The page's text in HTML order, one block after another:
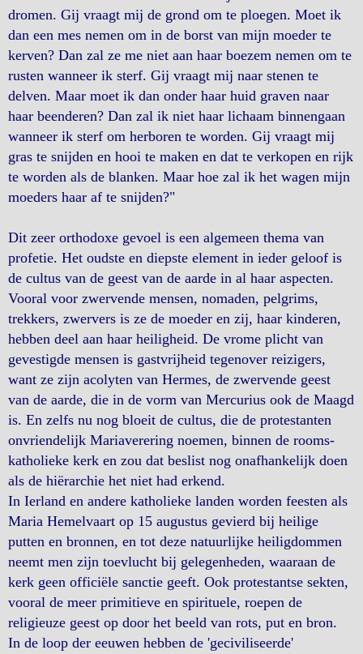
dromen. Gij vraagt mij de grond om te ploegen. Moet ik
dan een mes nemen om in de borst van mijn moeder te
kerven? Dan zal ze me niet aan haar boezem nemen om te
rusten wanneer ik sterf. Gij vraagt mij naar stenen te
delven. Maar moet ik dan onder haar huid graven naar
haar beenderen? Dan zal ik niet haar lichaam binnengaan
wanneer ik sterf om herboren te worden. Gij vraagt mij
gras te snijden en hooi te maken en dat te verkopen en rijk
te worden als de blanken. Maar hoe zal ik het wagen mijn
moeders haar af te snijden?"
Dit zeer orthodoxe gevoel is een algemeen thema van
profetie. Het oudste en diepste element in ieder geloof is
de cultus van de geest van de aarde in al haar aspecten.
Vooral voor zwervende mensen, nomaden, pelgrims,
trekkers, zwervers is ze de moeder en zij, haar kinderen,
hebben deel aan haar heiligheid. De vrome plicht van
gevestigde mensen is gastvrijheid tegenover reizigers,
want ze zijn acolyten van Hermes, de zwervende geest
van de aarde, die in de vorm van Mercurius ook de Maagd
is. En zelfs nu nog bloeit de cultus, die de protestanten
onvriendelijk Mariaverering noemen, binnen de rooms-
katholieke kerk en zou dat beslist nog onafhankelijk doen
als de hiërarchie het niet had erkend.
In Ierland en andere katholieke landen worden feesten als
Maria Hemelvaart op 15 augustus gevierd bij heilige
putten en bronnen, en tot deze natuurlijke heiligdommen
neemt men zijn toevlucht bij gelegenheden, waaraan de
kerk geen officiële sanctie geeft. Ook protestantse sekten,
vooral de meer primitieve en spirituele, roepen de
religieuze geest op door het beeld van rots, put en bron.
In de loop der eeuwen hebben de 'geciviliseerde'